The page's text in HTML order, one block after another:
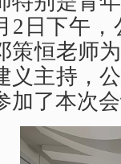
2 日下午，
策恒老师
义主持，
加了本次